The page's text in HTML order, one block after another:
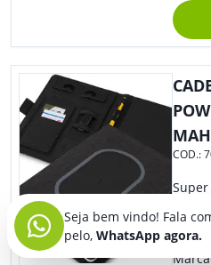
Seu
MAH
COD.:
Super
Seja bem vindo! Fala
pelo, WhatsApp agora.